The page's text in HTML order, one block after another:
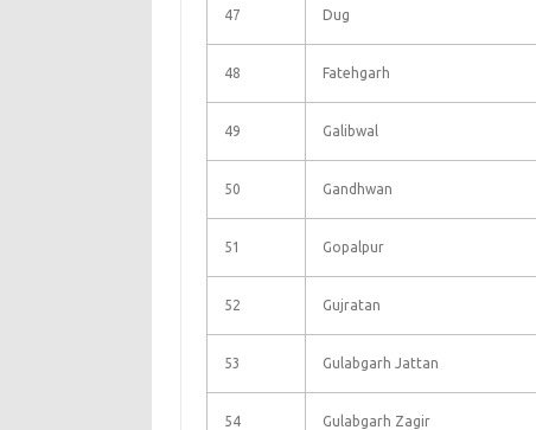
47 Dug
48 Fatehgarh
49 Galibwal
50 Gandhwan
51 Gopalpur
52 Gujratan
53 Gulabgarh Jattan
54 Gulabgarh Zagir